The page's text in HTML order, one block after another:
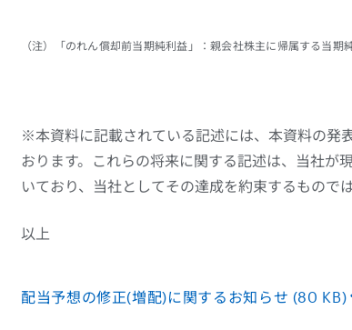
（注）「のれん償却前当期純利益」：親会社株主に帰属する当期
※本資料に記載されている記述には、本資料の発
おります。これらの将来に関する記述は、当社が
いており、当社としてその達成を約束するもので
以上
配当予想の修正(増配)に関するお知らせ (80 KB)